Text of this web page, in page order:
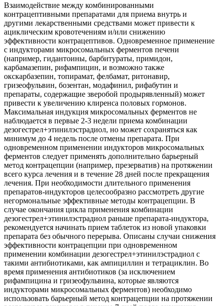
Взаимодействие между комбинированными
контрацептивными препаратами для приема внутрь и
другими лекарственными средствами может привести к
ациклическим кровотечениям и/или снижению
эффективности контрацептивов. Одновременное применение
с индукторами микросомальных ферментов печени
(например, гидантоины, барбитураты, примидон,
карбамазепин, рифампицин, и возможно также
окскарбазепин, топирамат, фелбамат, ритонавир,
гризеофульвин, бозентан, модафинил, рифабутин и
препараты, содержащие зверобой продырявленный) может
привести к увеличению клиренса половых гормонов.
Максимальная индукция микросомальных ферментов не
наблюдается в первые 2-3 недели приема комбинации
дезогестрел+этинилэстрадиол, но может сохраняться как
минимум до 4 недель после отмены препарата. При
одновременном применении индукторов микросомальных
ферментов следует применять дополнительно барьерный
метод контрацепции (например, презерватив) на протяжении
всего курса лечения и в течение 28 дней после прекращения
лечения. При необходимости длительного применения
препаратов-индукторов целесообразно рассмотреть другие
негормональные эффективные методы контрацепции. В
случае окончания цикла применения комбинации
дезогестрел+этинилэстрадиол раньше препарата-индуктора,
рекомендуется начинать прием таблеток из новой упаковки
препарата без обычного перерыва. Описаны случаи снижения
эффективности контрацепции при одновременном
применении комбинации дезогестрел+этинилэстрадиол с
такими антибиотиками, как ампициллин и тетрациклин. Во
время применения антибиотиков (за исключением
рифампицина и гризеофульвина, которые являются
индукторами микросомальных ферментов) необходимо
использовать барьерный метод контрацепции на протяжении